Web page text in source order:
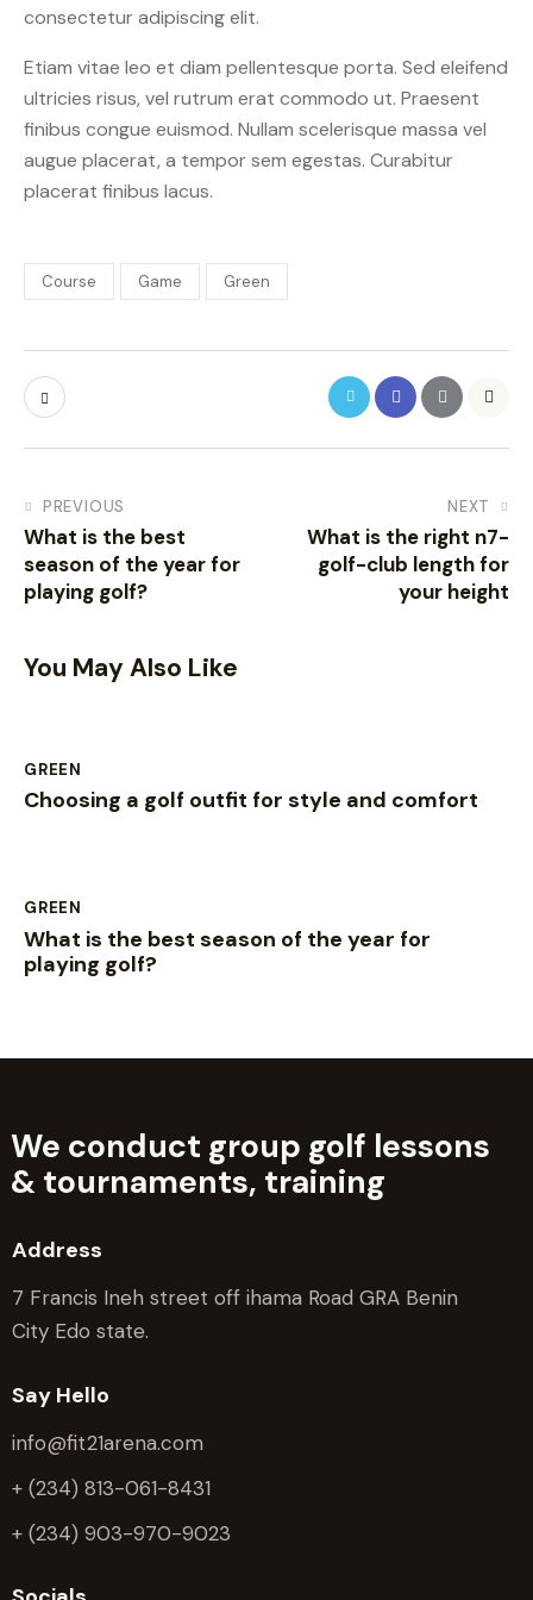
consectetur adipiscing elit.
Etiam vitae leo et diam pellentesque porta. Sed eleifend
ultricies risus, vel rutrum erat commodo ut. Praesent
finibus congue euismod. Nullam scelerisque massa vel
augue placerat, a tempor sem egestas. Curabitur
placerat finibus lacus.
Course Game Green
PREVIOUS
What is the best
season of the year for
playing golf?
NEXT
What is the right n7-
golf-club length for
your height
You May Also Like
GREEN
Choosing a golf outfit for style and comfort
GREEN
What is the best season of the year for
playing golf?
We conduct group golf lessons
& tournaments, training
Address
7 Francis Ineh street off ihama Road GRA Benin
City Edo state.
Say Hello
info@fit21arena.com
+ (234) 813-061-8431
+ (234) 903-970-9023